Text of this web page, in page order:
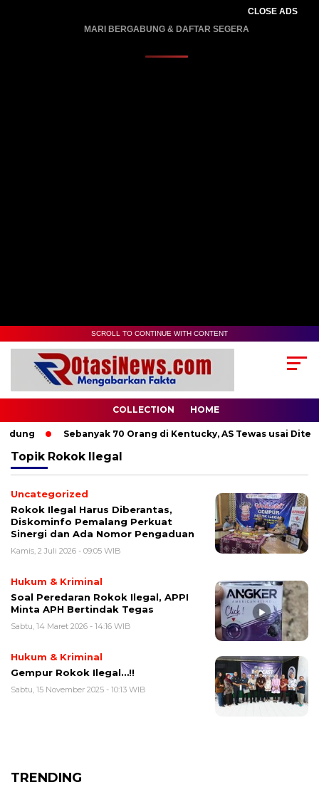
CLOSE ADS
MARI BERGABUNG & DAFTAR SEGERA
SCROLL TO CONTINUE WITH CONTENT
COLLECTION HOME
Sebanyak 70 Orang di Kentucky, AS Tewas usai
Topik Rokok Ilegal
Uncategorized
Rokok Ilegal Harus Diberantas,
Diskominfo Pemalang Perkuat
Sinergi dan Ada Nomor Pengaduan
Kamis, 2 Juli 2026 - 09:05 WIB
Hukum & Kriminal
Soal Peredaran Rokok Ilegal, APPI
Minta APH Bertindak Tegas
Sabtu, 14 Maret 2026 - 14:16 WIB
Hukum & Kriminal
Gempur Rokok Ilegal…!!
Sabtu, 15 November 2025 - 10:13 WIB
TRENDING